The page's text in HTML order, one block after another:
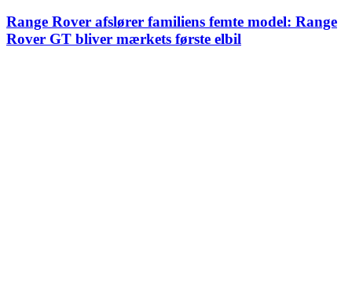
Range Rover afslører familiens femte model: Range
Rover GT bliver mærkets første elbil